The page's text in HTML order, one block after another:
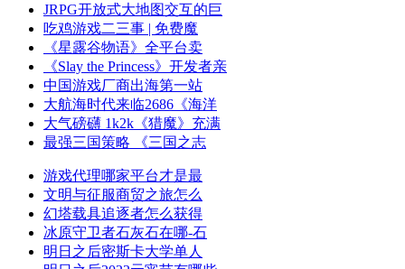
JRPG开放式大地图交互的巨
吃鸡游戏二三事 | 免费魔
《星露谷物语》全平台卖
《Slay the Princess》开发者亲
中国游戏厂商出海第一站
大航海时代来临2686《海洋
大气磅礴 1k2k《猎魔》充满
最强三国策略 《三国之志
游戏代理哪家平台才是最
文明与征服商贸之旅怎么
幻塔载具追逐者怎么获得
冰原守卫者石灰石在哪-石
明日之后密斯卡大学单人